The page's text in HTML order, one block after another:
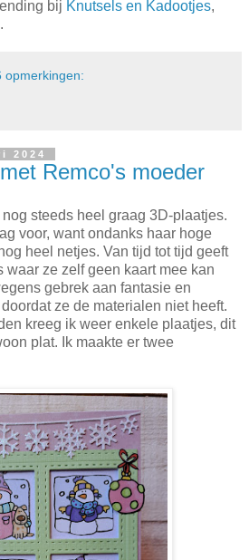
bij Knutsels en Kadootjes,
opmerkingen:
2024
Remco's moeder
steeds heel graag 3D-plaatjes.
voor, want ondanks haar hoge
heel netjes. Van tijd tot tijd geeft
waar ze zelf geen kaart mee kan
gebrek aan fantasie en
ze de materialen niet heeft.
kreeg ik weer enkele plaatjes, dit
plat. Ik maakte er twee